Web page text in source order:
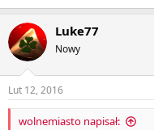
Luke77
Nowy
Lut 12, 2016
wolnemiasto napisał: